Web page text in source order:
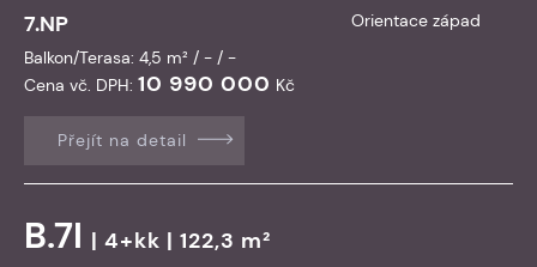
7.NP
Orientace západ
Balkon/Terasa: 4,5 m² / - / -
Cena vč. DPH: 10 990 000 Kč
Přejít na detail
B.7I | 4+kk | 122,3 m²